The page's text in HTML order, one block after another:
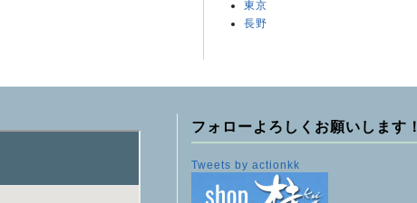
東京
長野
フォローよろしくお願いします！
Tweets by actionkk